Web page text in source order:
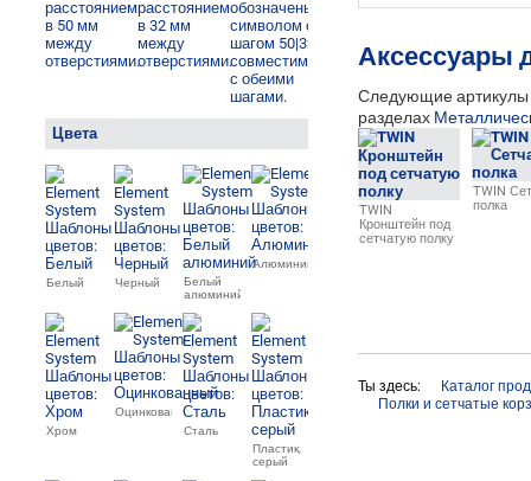
Цвета
Белый Черный
Белый
алюминий
Алюминий
Хром
Оцинкованный
Сталь
Пластик,
серый
Аксессуары
Следующие артикулы
разделах
TWIN
Кронштейн под
сетчатую полку
TWIN
полка
Ты здесь:
Каталог
Полки и сетчатые